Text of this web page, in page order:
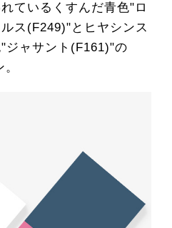
ているくすんだ青色"ロ
ス(F249)"とヒヤシンス
ジャサント(F161)"の